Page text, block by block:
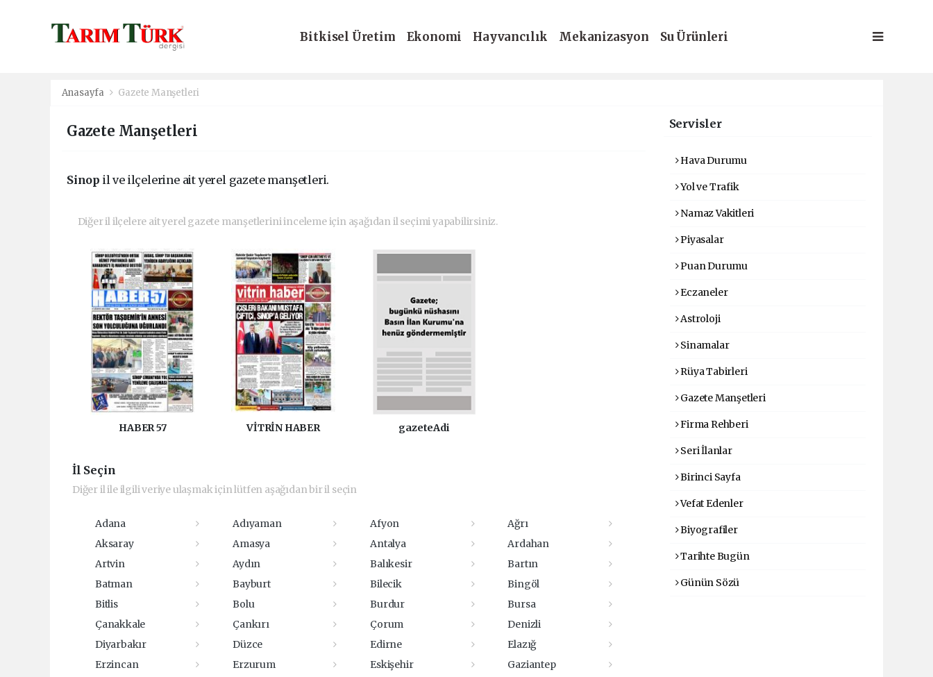
Bitkisel Üretim Ekonomi Hayvancılık Mekanizasyon
Su Ürünleri
Anasayfa Gazete Manşetleri
Gazete Manşetleri
Sinop il ve ilçelerine ait yerel gazete manşetleri.
Diğer il ilçelere ait yerel gazete manşetlerini inceleme için aşağıdan il seçimi yapabilirsiniz.
HABER 57 VİTRİN HABER gazeteAdi
İl Seçin
Diğer il ile ilgili veriye ulaşmak için lütfen aşağıdan bir il seçin
Adana Adıyaman Afyon
Ağrı
Aksaray
Amasya Antalya
Ardahan
Artvin
Aydın Balıkesir
Bartın
Batman
Bayburt Bilecik
Bingöl
Bitlis
Bolu Burdur
Bursa
Çanakkale
Çankırı Çorum
Denizli
Diyarbakır
Düzce Edirne
Elazığ
Erzincan
Erzurum Eskişehir
Gaziantep
Servisler
Hava Durumu
Yol ve Trafik
Namaz Vakitleri
Piyasalar
Puan Durumu
Eczaneler
Astroloji
Sinamalar
Rüya Tabirleri
Gazete Manşetleri
Firma Rehberi
Seri İlanlar
Birinci Sayfa
Vefat Edenler
Biyografiler
Tarihte Bugün
Günün Sözü